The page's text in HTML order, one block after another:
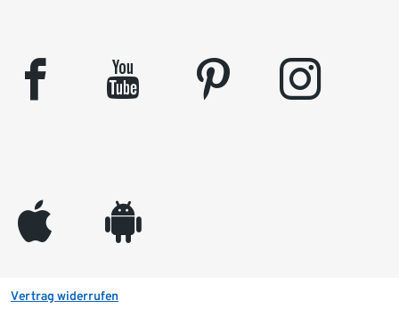
facebook youtube pinterest instagram
appleinc android
Vertrag widerrufen